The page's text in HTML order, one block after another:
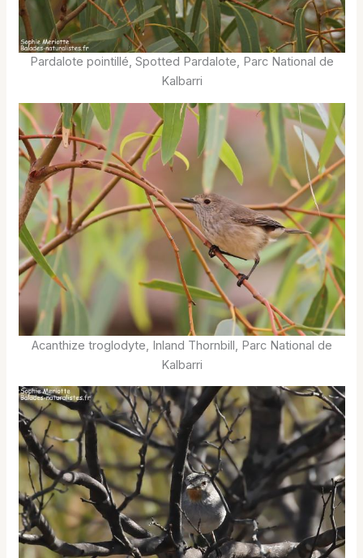
Pardalote pointillé, Spotted Pardalote, Parc National de
Kalbarri
Acanthize troglodyte, Inland Thornbill, Parc National de
Kalbarri